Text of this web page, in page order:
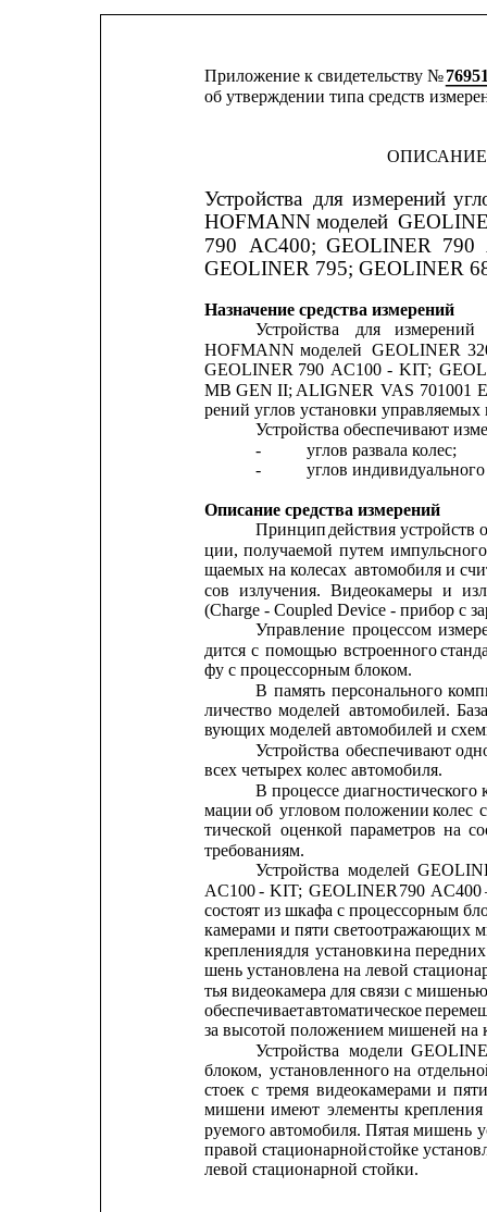
Приложение к свидетельству №
об утверждении типа средств
ОПИСАНИЕ
Устройства для измерений
HOFMANN моделей
790
AC400; GEOLINER 790
GEOLINER 795; GEOLINER
Назначение средства измерений
Устройства
для
измерений
HOFMANN моделей GEOLINER
GEOLINER 790 AC100 - KIT;
MB GEN II; ALIGNER VAS 701001
рений углов установки
Устройства обеспечивают
-
углов развала колес;
-
углов
Описание средства измерений
Принципдействия устройств
ции, получаемой путем импульсного
щаемых на колесах автомобиля и
сов излучения. Видеокамеры и
(Charge - Coupled Device - прибор с
Управление процессом
дится с помощью встроенного
фу с процессорным блоком.
В память персонального
личество моделей автомобилей.
вующих моделей автомобилей и
Устройства обеспечивают
всех четырех колес автомобиля.
В процессе диагностического
мации об угловом положении колес с
тической оценкой параметров на
требованиям.
Устройства моделей
AC100- KIT; GEOLINER 790 AC400
состоят из шкафа с процессорным
камерами и пяти светоотражающих
креплениядля установкина передних
шень установлена на левой
тья видеокамера для связи с
обеспечиваетавтоматическое
за высотой положением мишеней на
Устройства модели
блоком, установленного на
стоек с тремя видеокамерами и
мишени имеют элементы крепления
руемого автомобиля. Пятая мишень
правой стационарной стойке
левой стационарной стойки.